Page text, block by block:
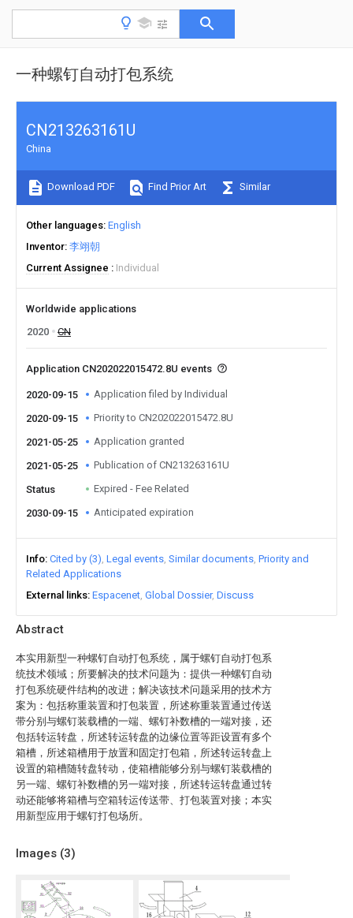
一种螺钉自动打包系统
Abstract
本实用新型一种螺钉自动打包系统，属于螺钉自动打包系
统技术领域；所要解决的技术问题为：提供一种螺钉自动
打包系统硬件结构的改进；解决该技术问题采用的技术方
案为：包括称重装置和打包装置，所述称重装置通过传送
带分别与螺钉装载槽的一端、螺钉补数槽的一端对接，还
包括转运转盘，所述转运转盘的边缘位置等距设置有多个
箱槽，所述箱槽用于放置和固定打包箱，所述转运转盘上
设置的箱槽随转盘转动，使箱槽能够分别与螺钉装载槽的
另一端、螺钉补数槽的另一端对接，所述转运转盘通过转
动还能够将箱槽与空箱转运传送带、打包装置对接；本实
用新型应用于螺钉打包场所。
Images (3)
CN213263161U
China
Download PDF Find Prior Art Similar
Other languages English
Inventor 李翊朝
Current Assignee
Individual
Worldwide applications
2020
CN
Application CN202022015472.8U events
2020-09-15 Application filed by Individual
2020-09-15 Priority to CN202022015472.8U
2021-05-25 Application granted
2021-05-25 Publication of CN213263161U
Status Expired - Fee Related
2030-09-15 Anticipated expiration
Info Cited by (3) Legal events Similar documents Priority and
Related Applications
External links Espacenet Global Dossier Discuss